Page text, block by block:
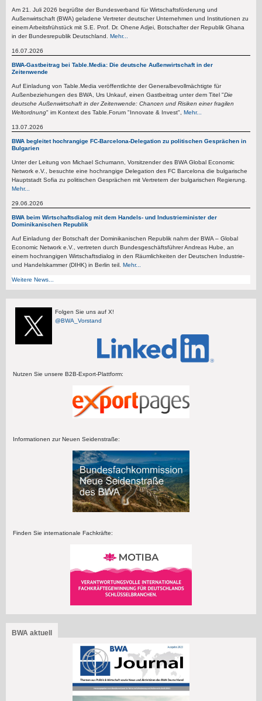
Am 21. Juli 2026 begrüßte der Bundesverband für Wirtschaftsförderung und
Außenwirtschaft (BWA) geladene Vertreter deutscher Unternehmen und Institutionen zu
einem Arbeitsfrühstück mit S.E. Prof. Dr. Ohene Adjei, Botschafter der Republik Ghana
in der Bundesrepublik Deutschland. Mehr...
16.07.2026
BWA-Gastbeitrag bei Table.Media: Die deutsche Außenwirtschaft in der
Zeitenwende
Auf Einladung von Table.Media veröffentlichte der Generalbevollmächtigte für
Außenbeziehungen des BWA, Urs Unkauf, einen Gastbeitrag unter dem Titel "Die
deutsche Außenwirtschaft in der Zeitenwende: Chancen und Risiken einer fragilen
Weltordnung" im Kontext des Table.Forum "Innovate & Invest", Mehr...
13.07.2026
BWA begleitet hochrangige FC-Barcelona-Delegation zu politischen Gesprächen in
Bulgarien
Unter der Leitung von Michael Schumann, Vorsitzender des BWA Global Economic
Network e.V., besuchte eine hochrangige Delegation des FC Barcelona die bulgarische
Hauptstadt Sofia zu politischen Gesprächen mit Vertretern der bulgarischen Regierung.
Mehr...
29.06.2026
BWA beim Wirtschaftsdialog mit dem Handels- und Industrieminister der
Dominikanischen Republik
Auf Einladung der Botschaft der Dominikanischen Republik nahm der BWA – Global
Economic Network e.V., vertreten durch Bundesgeschäftsführer Andreas Hube, an
einem hochrangigen Wirtschaftsdialog in den Räumlichkeiten der Deutschen Industrie-
und Handelskammer (DIHK) in Berlin teil. Mehr...
Weitere News...
Folgen Sie uns auf X!
@BWA_Vorstand
Nutzen Sie unsere B2B-Export-Plattform:
Informationen zur Neuen Seidenstraße:
Finden Sie internationale Fachkräfte:
BWA aktuell